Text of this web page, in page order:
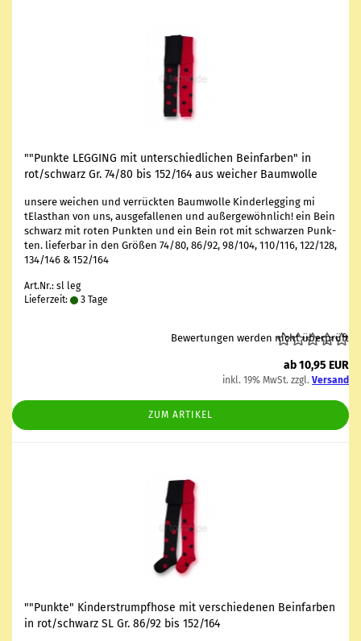
""Punk­te LEG­GING mit un­ter­schied­li­chen Bein­far­ben" in
rot/schwarz Gr. 74/80 bis 152/164 aus wei­cher Baum­wol­le
un­se­re wei­chen und ver­rück­ten Baum­wol­le Kin­der­leg­ging mi
tElasthan von uns, aus­ge­fal­le­nen und au­ßer­ge­wöhn­lich! ein Bein
schwarz mit roten Punk­ten und ein Bein rot mit schwar­zen Punk­
ten. lie­fer­bar in den Grö­ßen 74/80, 86/92, 98/104, 110/116, 122/128,
134/146 & 152/164
Art.Nr.: sl leg
Lieferzeit:
3 Tage
Bewertungen werden nicht überprüft
ab 10,95 EUR
inkl. 19% MwSt. zzgl. Versand
ZUM ARTIKEL
""Punk­te" Kin­der­strumpf­ho­se mit ver­schie­de­nen Bein­far­ben
in rot/schwarz SL Gr. 86/92 bis 152/164